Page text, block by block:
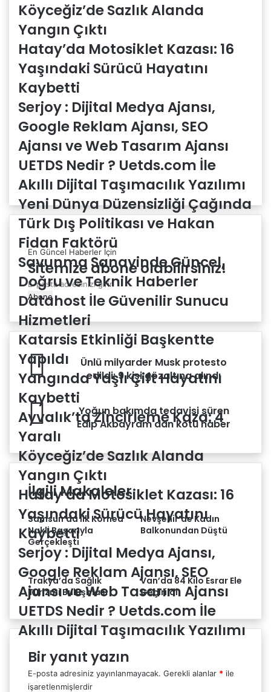
Köyceğiz’de Sazlık Alanda
Yangın Çıktı
Hatay’da Motosiklet Kazası: 16
Yaşındaki Sürücü Hayatını
Kaybetti
Serjoy : Dijital Medya Ajansı,
Google Reklam Ajansı, SEO
Ajansı ve Web Tasarım Ajansı
UETDS Nedir ? Uetds.com İle
Akıllı Dijital Taşımacılık Yazılımı
Yeni Dünya Düzensizliği Çağında
Türk Dış Politikası ve Hakan
Fidan Faktörü
Savunma Sanayinde Güncel,
Doğru ve Teknik Haberler
Datahost İle Güvenilir Sunucu
Hizmetleri
Katarsis Etkinliği Başkentte
Yapıldı
Yangında Yaşlı Çift Hayatını
Kaybetti
Ayvalık’ta Zincirleme Kaza: 4
Yaralı
Köyceğiz’de Sazlık Alanda
Yangın Çıktı
Hatay’da Motosiklet Kazası: 16
Yaşındaki Sürücü Hayatını
Kaybetti
Serjoy : Dijital Medya Ajansı,
Google Reklam Ajansı, SEO
Ajansı ve Web Tasarım Ajansı
UETDS Nedir ? Uetds.com İle
Akıllı Dijital Taşımacılık Yazılımı
En Güncel Haberler İçin
Sitemize abone olabilirsiniz!
E-
posta
adresinizi
girin
Ünlü
milyarder
Musk
protesto
edildi:
9
alındı
Ünlü milyarder Musk protesto
edildi: 9 kişi gözaltına alındı
Yoğun
bakımda
tedavisi
Edip
kötü
haber
Yoğun bakımda tedavisi süren
Edip Akbayram'dan kötü haber
İlgili Makaleler
Samsun’da İlk Kornea
Nakli Başarıyla
Gerçekleşti
Nevşehir’de Kadın
Balkonundan Düştü
Trakya’da Sağlık
Turizmi Buluşması
Van’da 84 Kilo Esrar Ele
Geçirildi
Bir yanıt yazın
E-posta adresiniz yayınlanmayacak. Gerekli alanlar * ile
işaretlenmişlerdir